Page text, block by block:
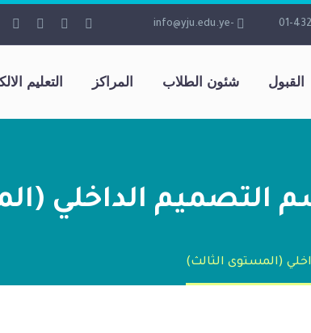
-info@yju.edu.ye
القبول شئون الطلاب المراكز التعليم
الداخلي
(المستوى الثالث)